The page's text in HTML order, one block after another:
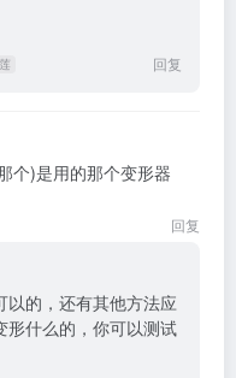
回复
个)是用的那个变形器
回复
以的，还有其他方法应
形什么的，你可以测试